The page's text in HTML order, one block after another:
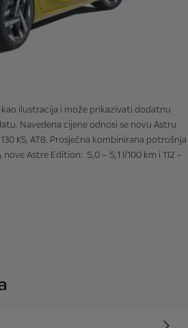
ilustracija i može prikazivati dodatnu
Navedena cijene odnosi se novu Astru
KS, AT8. Prosječna kombinirana potrošnja
nove Astre Edition: 5,0 – 5,1 l/100 km i 112 –